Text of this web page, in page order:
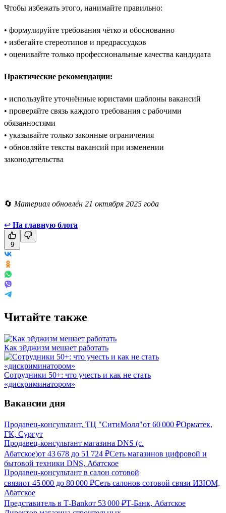
Чтобы избежать этого, нанимайте правильно:
• формулируйте требования чётко и обоснованно
• избегайте стереотипов и предрассудков
• оценивайте только профессиональные качества кандидата
Практические рекомендации:
• используйте уточнённые юристами шаблоны вакансий
• проверяйте связь каждого требования с рабочими
обязанностями
• указывайте только законные ограничения
• обновляйте тексты вакансий при изменении
законодательства
🔄 Материал обновлён 21 октября 2025 года
↩ На главную блога
9
Читайте также
Как эйджизм мешает работать
Сотрудники 50+: что учесть и как не стать
«дискриминатором»
Вакансии дня
Продавец-консультант, ТЦ "СитиМолл"от 60 000 ₽Орматек,
ГК, Сургут
Продавец-консультант магазина DNS (с.
Абатское)от 43 678 до 51 724 ₽Сеть магазинов цифровой и
бытовой техники DNS, Абатское
Продавец-консультант в салон сотовой
связиот 45 000 до 80 000 ₽Сеть салонов сотовой связи ИЗЮМ,
Абатское
Представитель в Т-Bankот 53 000 ₽Т-Банк, Абатское